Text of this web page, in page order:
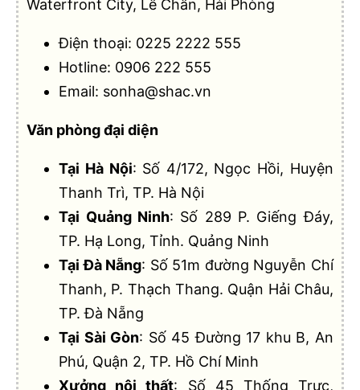
Waterfront City, Lê Chân, Hải Phòng
Điện thoại: 0225 2222 555
Hotline: 0906 222 555
Email: sonha@shac.vn
Văn phòng đại diện
Tại Hà Nội: Số 4/172, Ngọc Hồi, Huyện
Thanh Trì, TP. Hà Nội
Tại Quảng Ninh: Số 289 P. Giếng Đáy,
TP. Hạ Long, Tỉnh. Quảng Ninh
Tại Đà Nẵng: Số 51m đường Nguyễn Chí
Thanh, P. Thạch Thang. Quận Hải Châu,
TP. Đà Nẵng
Tại Sài Gòn: Số 45 Đường 17 khu B, An
Phú, Quận 2, TP. Hồ Chí Minh
Xưởng nội thất: Số 45 Thống Trực,